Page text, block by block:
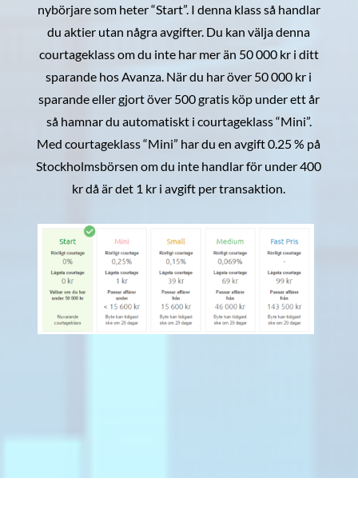
nybörjare som heter “Start”. I denna klass så handlar
du aktier utan några avgifter. Du kan välja denna
courtageklass om du inte har mer än 50 000 kr i ditt
sparande hos Avanza. När du har över 50 000 kr i
sparande eller gjort över 500 gratis köp under ett år
så hamnar du automatiskt i courtageklass “Mini”.
Med courtageklass “Mini” har du en avgift 0.25 % på
Stockholmsbörsen om du inte handlar för under 400
kr då är det 1 kr i avgift per transaktion.